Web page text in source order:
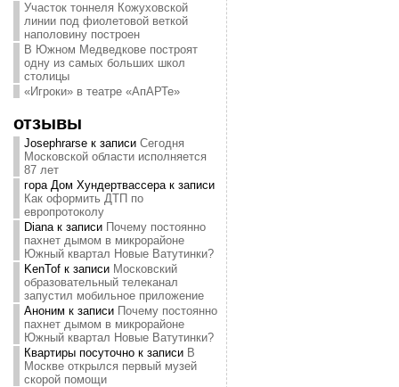
Участок тоннеля Кожуховской
линии под фиолетовой веткой
наполовину построен
В Южном Медведкове построят
одну из самых больших школ
столицы
«Игроки» в театре «АпАРТе»
отзывы
Josephrarseк записи Сегодня
Московской области исполняется
87 лет
гора Дом Хундертвассерак записи
Как оформить ДТП по
европротоколу
Dianaк записи Почему постоянно
пахнет дымом в микрорайоне
Южный квартал Новые Ватутинки?
KenTofк записи Московский
образовательный телеканал
запустил мобильное приложение
Аноним к записи Почему постоянно
пахнет дымом в микрорайоне
Южный квартал Новые Ватутинки?
Квартиры посуточнок записи В
Москве открылся первый музей
скорой помощи